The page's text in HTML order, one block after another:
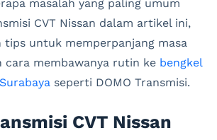
masalah yang paling umum
CVT Nissan dalam artikel ini,
tips untuk memperpanjang masa
cara membawanya rutin ke bengkel
seperti DOMO Transmisi.
CVT Nissan